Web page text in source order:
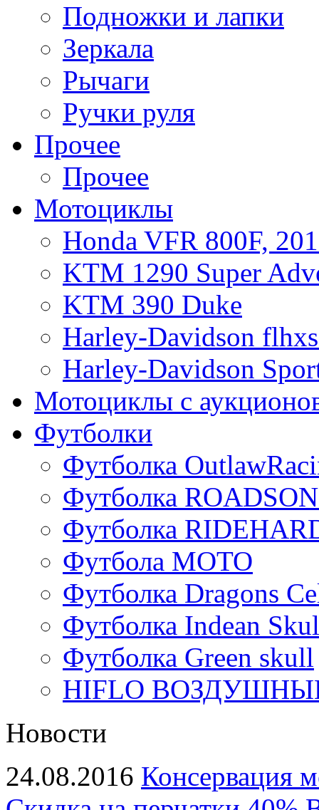
Подножки и лапки
Зеркала
Рычаги
Ручки руля
Прочее
Прочее
Мотоциклы
Honda VFR 800F,
KTM 1290 Super
KTM 390 Duke
Harley-Davidson
Harley-Davidson
Мотоциклы с
Футболки
Футболка
Футболка
Футболка
Футбола МОТО
Футболка Dragons
Футболка Indean
Футболка Green skull
HIFLO
Новости
24.08.2016 Консервация